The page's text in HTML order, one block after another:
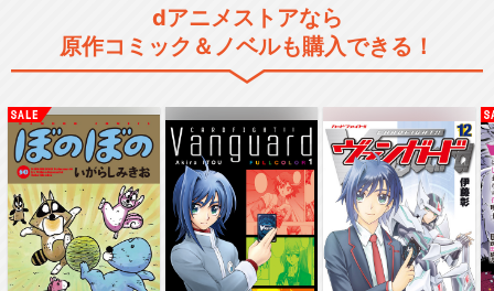
デュエル・マスターズ クロス
ショック
デュエル・マスターズ ビクト
リー
dアニメストアなら
原作コミック＆ノベルも購入できる！